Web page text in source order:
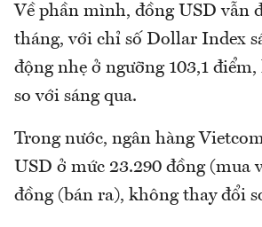
Về phần mình, đồng USD vẫn
tháng, với chỉ số Dollar Index
động nhẹ ở ngưỡng 103,1
so với sáng qua.
Trong nước, ngân hàng
USD ở mức 23.290 đồng (mua
đồng (bán ra), không thay đổi